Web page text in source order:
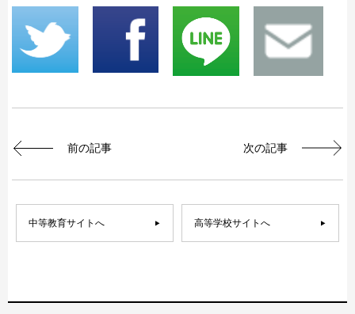
前の記事 次の記事
中等教育サイトへ 高等学校サイトへ